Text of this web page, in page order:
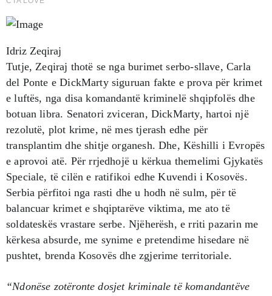
Idriz Zeqiraj
Tutje, Zeqiraj thotë se nga burimet serbo-sllave, Carla
del Ponte e DickMarty siguruan fakte e prova për krimet
e luftës, nga disa komandantë kriminelë shqipfolës dhe
botuan libra. Senatori zviceran, DickMarty, hartoi një
rezolutë, plot krime, në mes tjerash edhe për
transplantim dhe shitje organesh. Dhe, Këshilli i Evropës
e aprovoi atë. Për rrjedhojë u kërkua themelimi Gjykatës
Speciale, të cilën e ratifikoi edhe Kuvendi i Kosovës.
Serbia përfitoi nga rasti dhe u hodh në sulm, për të
balancuar krimet e shqiptarëve viktima, me ato të
soldateskës vrastare serbe. Njëherësh, e rriti pazarin me
kërkesa absurde, me synime e pretendime hisedare në
pushtet, brenda Kosovës dhe zgjerime territoriale.
“Ndonëse zotëronte dosjet kriminale të komandantëve